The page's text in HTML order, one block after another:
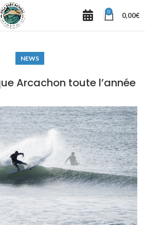
0 0,00€
NEWS
Arcachon toute l’année